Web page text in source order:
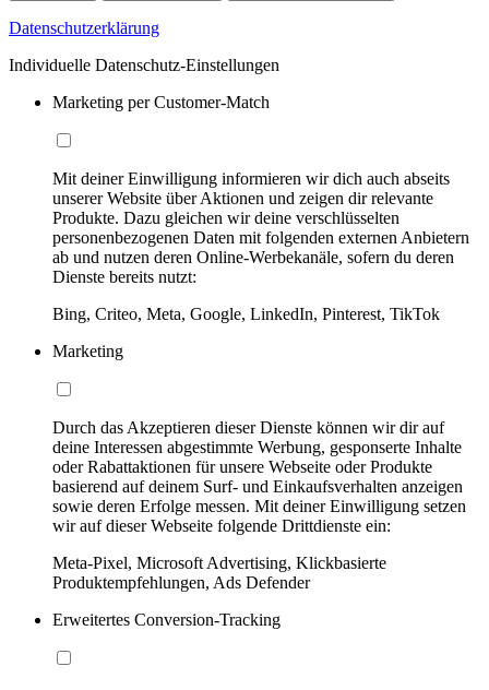
Datenschutzerklärung
Individuelle Datenschutz-Einstellungen
Marketing per Customer-Match
Mit deiner Einwilligung informieren wir dich auch abseits
unserer Website über Aktionen und zeigen dir relevante
Produkte. Dazu gleichen wir deine verschlüsselten
personenbezogenen Daten mit folgenden externen Anbietern
ab und nutzen deren Online-Werbekanäle, sofern du deren
Dienste bereits nutzt:
Bing, Criteo, Meta, Google, LinkedIn, Pinterest, TikTok
Marketing
Durch das Akzeptieren dieser Dienste können wir dir auf
deine Interessen abgestimmte Werbung, gesponserte Inhalte
oder Rabattaktionen für unsere Webseite oder Produkte
basierend auf deinem Surf- und Einkaufsverhalten anzeigen
sowie deren Erfolge messen. Mit deiner Einwilligung setzen
wir auf dieser Webseite folgende Drittdienste ein:
Meta-Pixel, Microsoft Advertising, Klickbasierte
Produktempfehlungen, Ads Defender
Erweitertes Conversion-Tracking